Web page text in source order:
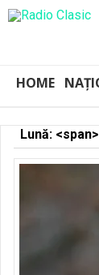
HOME
Lună: